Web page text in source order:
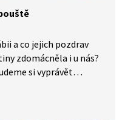
a co jejich pozdrav
zdomácněla i u nás?
si vyprávět
patří třeba pravý